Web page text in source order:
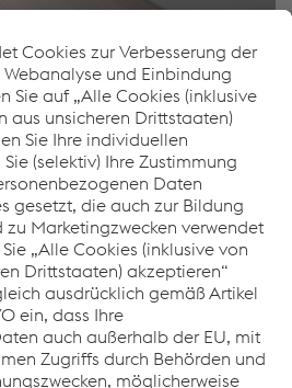
informiert
die voestalpine Steel Division
an weiterführenden
Sie mit uns Kontakt auf
Beratungsangebot –